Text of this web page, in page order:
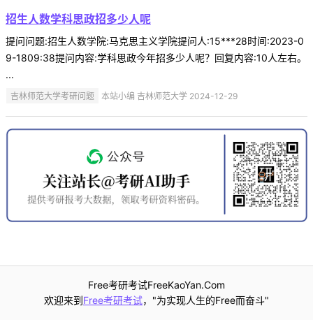
招生人数学科思政招多少人呢
提问问题:招生人数学院:马克思主义学院提问人:15***28时间:2023-0
9-1809:38提问内容:学科思政今年招多少人呢？回复内容:10人左右。
...
吉林师范大学考研问题 本站小编 吉林师范大学 2024-12-29
Free考研考试FreeKaoYan.Com
欢迎来到Free考研考试，"为实现人生的Free而奋斗"